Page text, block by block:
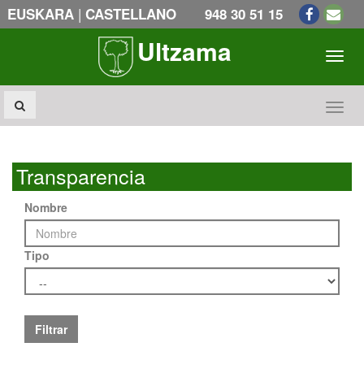
EUSKARA | CASTELLANO 948 30 51 15
Ultzama
Transparencia
Nombre
Tipo
Filtrar